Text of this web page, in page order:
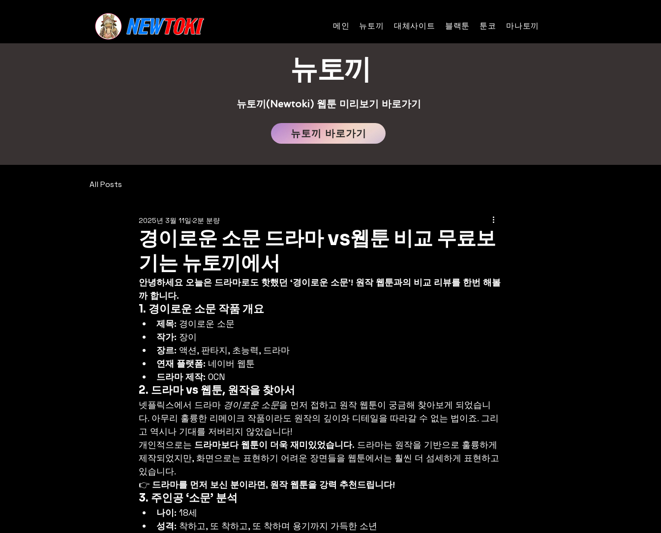
메인 뉴토끼 대체사이트 블랙툰 툰코 마나토끼
뉴토끼
뉴토끼(Newtoki) 웹툰 미리보기 바로가기
뉴토끼 바로가기
All Posts
경이로운 소문 드라마 vs웹툰 비교 무료보
기는 뉴토끼에서
2025년 3월 11일 2분 분량
안녕하세요 오늘은 드라마로도 핫했던 ‘경이로운 소문’! 원작 웹툰과의 비교 리뷰를 한번 해볼
까 합니다.
1. 경이로운 소문 작품 개요
제목: 경이로운 소문
작가: 장이
장르: 액션, 판타지, 초능력, 드라마
연재 플랫폼: 네이버 웹툰
드라마 제작: OCN
2. 드라마 vs 웹툰, 원작을 찾아서
넷플릭스에서 드라마 경이로운 소문을 먼저 접하고 원작 웹툰이 궁금해 찾아보게 되었습니
다. 아무리 훌륭한 리메이크 작품이라도 원작의 깊이와 디테일을 따라갈 수 없는 법이죠. 그리
고 역시나 기대를 저버리지 않았습니다!
개인적으로는 드라마보다 웹툰이 더욱 재미있었습니다. 드라마는 원작을 기반으로 훌륭하게
제작되었지만, 화면으로는 표현하기 어려운 장면들을 웹툰에서는 훨씬 더 섬세하게 표현하고
있습니다.
👉 드라마를 먼저 보신 분이라면, 원작 웹툰을 강력 추천드립니다!
3. 주인공 ‘소문’ 분석
나이: 18세
성격: 착하고, 또 착하고, 또 착하며 용기까지 가득한 소년